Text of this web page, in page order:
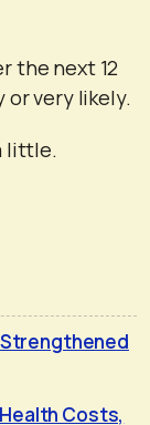
the next 12
or very likely.
little.
Strengthened
Costs,